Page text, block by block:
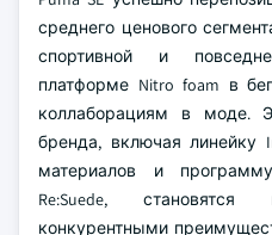
среднего ценового
спортивной и
платформе Nitro foam в
коллаборациям в моде.
бренда, включая линейку
материалов и
Re:Suede,
конкурентными